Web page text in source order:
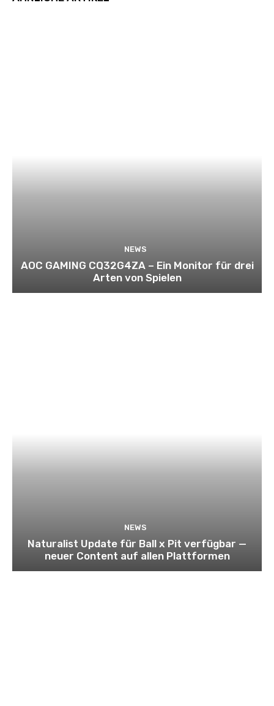
NEWS
AOC GAMING CQ32G4ZA – Ein Monitor für drei
Arten von Spielen
NEWS
Naturalist Update für Ball x Pit verfügbar —
neuer Content auf allen Plattformen